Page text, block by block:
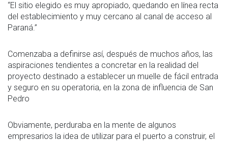
“El sitio elegido es muy apropiado, quedando en línea recta
del establecimiento y muy cercano al canal de acceso al
Paraná.”
Comenzaba a definirse así, después de muchos años, las
aspiraciones tendientes a concretar en la realidad del
proyecto destinado a establecer un muelle de fácil entrada
y seguro en su operatoria, en la zona de influencia de San
Pedro
Obviamente, perduraba en la mente de algunos
empresarios la idea de utilizar para el puerto a construir, el